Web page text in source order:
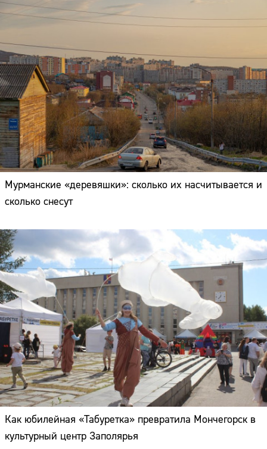
Мурманские «деревяшки»: сколько их насчитывается и
сколько снесут
Как юбилейная «Табуретка» превратила Мончегорск в
культурный центр Заполярья